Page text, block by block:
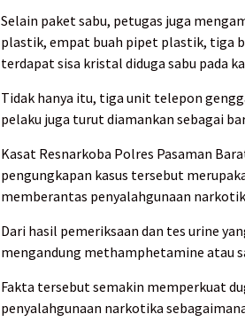
Selain paket sabu, petugas juga
plastik, empat buah pipet plastik, tiga
terdapat sisa kristal diduga sabu pada
Tidak hanya itu, tiga unit telepon
pelaku juga turut diamankan sebagai
Kasat Resnarkoba Polres Pasaman
pengungkapan kasus tersebut
memberantas penyalahgunaan
Dari hasil pemeriksaan dan tes urine
mengandung methamphetamine atau
Fakta tersebut semakin memperkuat
penyalahgunaan narkotika